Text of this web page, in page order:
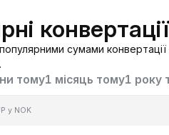
сумами
тому1 місяць тому1 року
у NOK